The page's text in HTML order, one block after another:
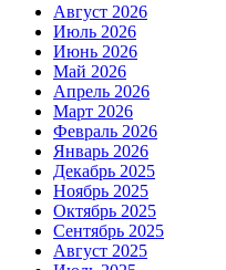
Август 2026
Июль 2026
Июнь 2026
Май 2026
Апрель 2026
Март 2026
Февраль 2026
Январь 2026
Декабрь 2025
Ноябрь 2025
Октябрь 2025
Сентябрь 2025
Август 2025